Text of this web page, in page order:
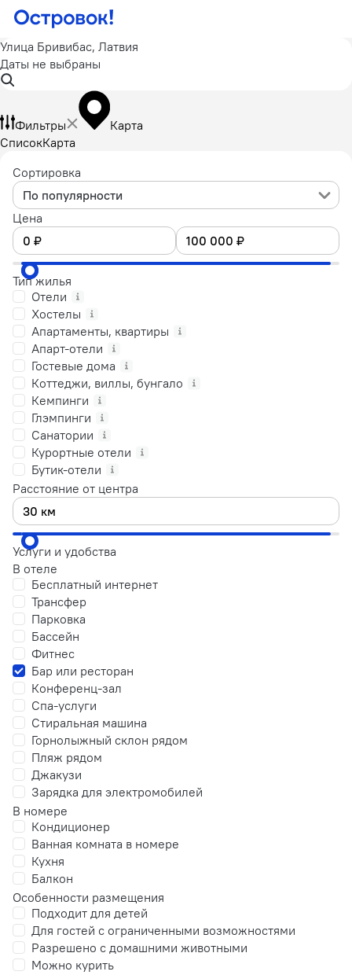
Улица Бривибас, Латвия
Даты не выбраны
Фильтры
Карта
СписокКарта
Сортировка
По популярности
Цена
Тип жилья
Отели
Хостелы
Апартаменты, квартиры
Апарт-отели
Гостевые дома
Коттеджи, виллы, бунгало
Кемпинги
Глэмпинги
Санатории
Курортные отели
Бутик-отели
Расстояние от центра
Услуги и удобства
В отеле
Бесплатный интернет
Трансфер
Парковка
Бассейн
Фитнес
Бар или ресторан
Конференц-зал
Спа-услуги
Стиральная машина
Горнолыжный склон рядом
Пляж рядом
Джакузи
Зарядка для электромобилей
В номере
Кондиционер
Ванная комната в номере
Кухня
Балкон
Особенности размещения
Подходит для детей
Для гостей с ограниченными возможностями
Разрешено с домашними животными
Можно курить